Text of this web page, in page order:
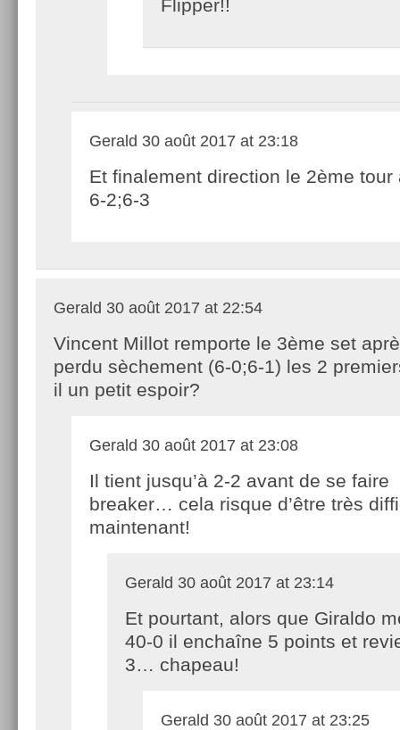
Flipper!!
Gerald 30 août 2017 at 23:18
Et finalement direction le 2ème tour
6-2;6-3
Gerald 30 août 2017 at 22:54
Vincent Millot remporte le 3ème set
perdu sèchement (6-0;6-1) les 2
il un petit espoir?
Gerald 30 août 2017 at 23:08
Il tient jusqu’à 2-2 avant de se faire
breaker… cela risque d’être très
maintenant!
Gerald 30 août 2017 at 23:14
Et pourtant, alors que Giraldo
40-0 il enchaîne 5 points et
3… chapeau!
Gerald 30 août 2017 at 23:25